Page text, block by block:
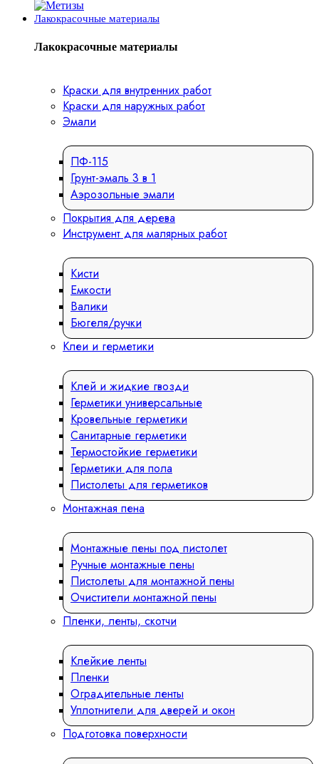
Лакокрасочные материалы
Лакокрасочные материалы
Краски для внутренних работ
Краски для наружных работ
Эмали
ПФ-115
Грунт-эмаль 3 в 1
Аэрозольные эмали
Покрытия для дерева
Инструмент для малярных работ
Кисти
Емкости
Валики
Бюгеля/ручки
Клеи и герметики
Клей и жидкие гвозди
Герметики универсальные
Кровельные герметики
Санитарные герметики
Термостойкие герметики
Герметики для пола
Пистолеты для герметиков
Монтажная пена
Монтажные пены под пистолет
Ручные монтажные пены
Пистолеты для монтажной пены
Очистители монтажной пены
Пленки, ленты, скотчи
Клейкие ленты
Пленки
Оградительные ленты
Уплотнители для дверей и окон
Подготовка поверхности